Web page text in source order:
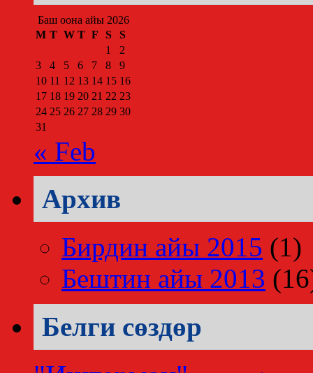
Баш оона айы 2026
M T W T F S
S
1
2
3
4 5 6 7 8
9
10 11 12 13 14 15 16
17 18 19 20 21 22 23
24 25 26 27 28 29 30
31
« Feb
Архив
Бирдин айы 2015 (1)
Бештин айы 2013
Белги сөздөр